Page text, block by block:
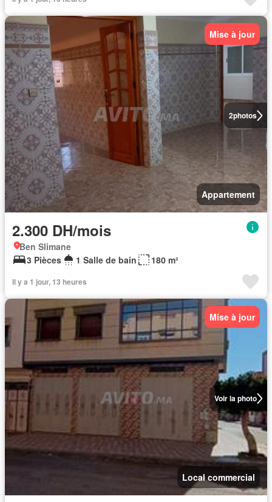
2photos
Mise à jour
Appartement
2.300 DH/mois
Ben Slimane
3 Pièces
1 Salle de bain 180 m²
Il y a 1 jour, 13 heures
Voir la photo
Mise à jour
Local commercial